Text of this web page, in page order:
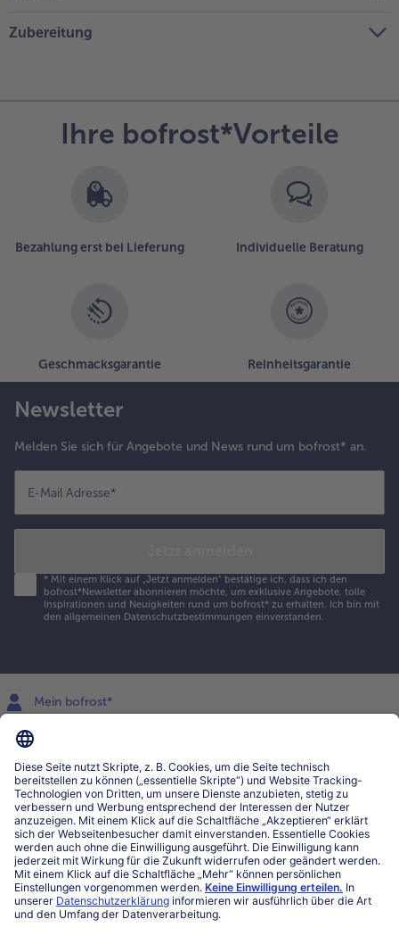
Zubereitung
Ihre bofrost*Vorteile
Bezahlung erst bei Lieferung Individuelle Beratung
Geschmacksgarantie Reinheitsgarantie
Newsletter
Melden Sie sich für Angebote und News rund um bofrost* an.
E-Mail Adresse*
* Mit einem Klick auf „Jetzt anmelden" bestätige ich, dass ich den
bofrost*Newsletter abonnieren möchte, um exklusive Angebote, tolle
Inspirationen und Neuigkeiten rund um bofrost* zu erhalten. Ich bin mit
den allgemeinen Datenschutzbestimmungen einverstanden.
Mein bofrost*
www.bofrost.lu
027863232
Mo-Fr. von 7 bis 20 Uhr
Service
Über bofrost*